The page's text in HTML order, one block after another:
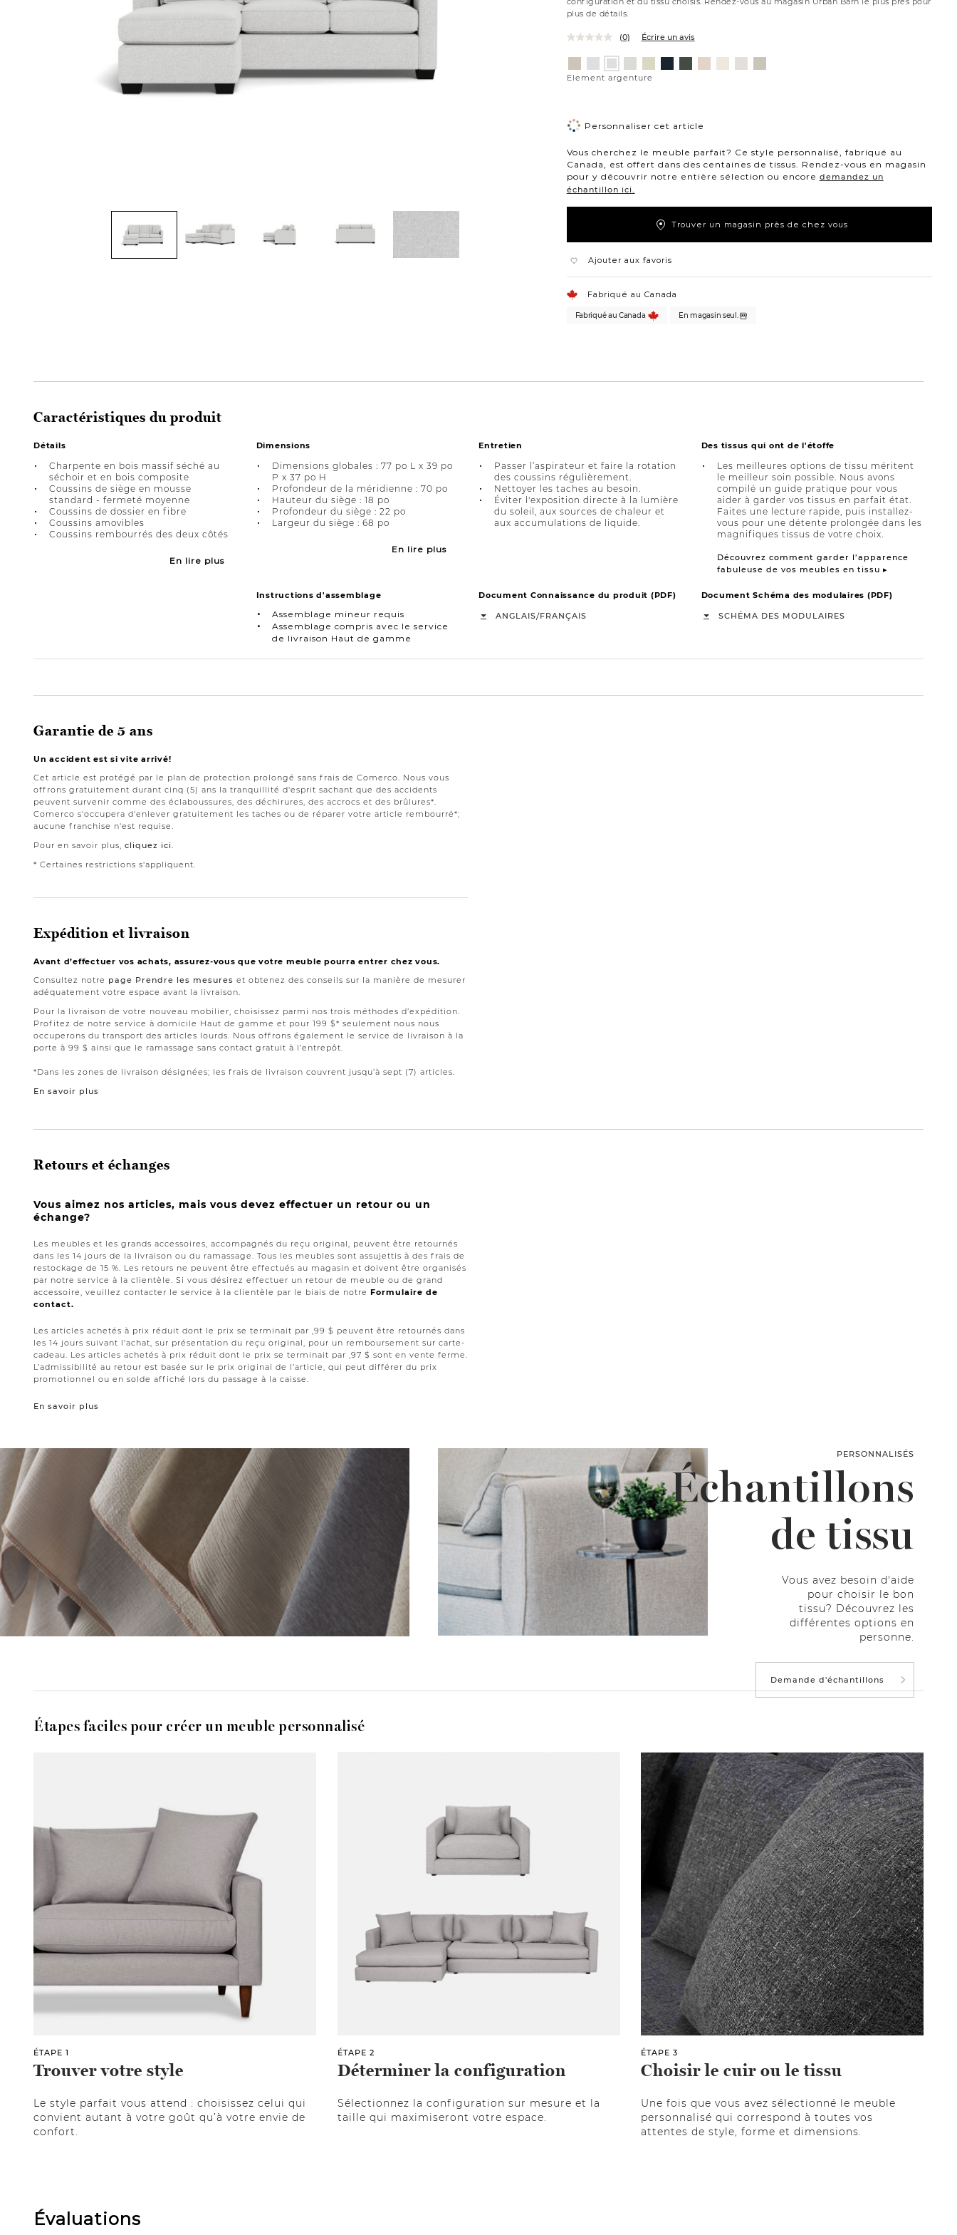
plus de détails.
(0) Écrire un avis
Variations
platine
neigeargenture
poussière
opale
Element argenture
Personnaliser cet article
Vous cherchez le meuble parfait? Ce style personnalisé, fabriqué au
Canada, est offert dans des centaines de tissus. Rendez-vous en magasin
pour y découvrir notre entière sélection ou encore demandez un
échantillon ici.
Trouver un magasin près de chez vous
Ajouter aux favoris
Fabriqué au Canada
Fabriqué au Canada En magasin seul.
Caractéristiques du produit
Détails
Charpente en bois massif séché au
séchoir et en bois composite
Coussins de siège en mousse
standard - fermeté moyenne
Coussins de dossier en fibre
Coussins amovibles
Coussins rembourrés des deux côtés
En lire plus
Dimensions
Dimensions globales : 77 po L x 39 po
P x 37 po H
Profondeur de la méridienne : 70 po
Hauteur du siège : 18 po
Profondeur du siège : 22 po
Largeur du siège : 68 po
En lire plus
Entretien
Passer l’aspirateur et faire la rotation
des coussins régulièrement.
Nettoyer les taches au besoin.
Éviter l'exposition directe à la lumière
du soleil, aux sources de chaleur et
aux accumulations de liquide.
Des tissus qui ont de l'étoffe
Les meilleures options de tissu méritent
le meilleur soin possible. Nous avons
compilé un guide pratique pour vous
aider à garder vos tissus en parfait état.
Faites une lecture rapide, puis installez-
vous pour une détente prolongée dans les
magnifiques tissus de votre choix.
Découvrez comment garder l’apparence
fabuleuse de vos meubles en tissu ▸
Instructions d'assemblage
Assemblage mineur requis
Assemblage compris avec le service
de livraison Haut de gamme
Document Connaissance du produit (PDF)
ANGLAIS/FRANÇAIS
Document Schéma des modulaires (PDF)
SCHÉMA DES MODULAIRES
Garantie de 5 ans
Un accident est si vite arrivé!
Cet article est protégé par le plan de protection prolongé sans frais de Comerco. Nous vous
offrons gratuitement durant cinq (5) ans la tranquillité d'esprit sachant que des accidents
peuvent survenir comme des éclaboussures, des déchirures, des accrocs et des brûlures*.
Comerco s'occupera d'enlever gratuitement les taches ou de réparer votre article rembourré*;
aucune franchise n'est requise.
Pour en savoir plus, cliquez ici.
* Certaines restrictions s'appliquent.
Expédition et livraison
Avant d’effectuer vos achats, assurez-vous que votre meuble pourra entrer chez vous.
Consultez notre page Prendre les mesures et obtenez des conseils sur la manière de mesurer
adéquatement votre espace avant la livraison.
Pour la livraison de votre nouveau mobilier, choisissez parmi nos trois méthodes d’expédition.
Profitez de notre service à domicile Haut de gamme et pour 199 $* seulement nous nous
occuperons du transport des articles lourds. Nous offrons également le service de livraison à la
porte à 99 $ ainsi que le ramassage sans contact gratuit à l’entrepôt.
*Dans les zones de livraison désignées; les frais de livraison couvrent jusqu’à sept (7) articles.
En savoir plus
Retours et échanges
Vous aimez nos articles, mais vous devez effectuer un retour ou un
échange?
Les meubles et les grands accessoires, accompagnés du reçu original, peuvent être retournés
dans les 14 jours de la livraison ou du ramassage. Tous les meubles sont assujettis à des frais de
restockage de 15 %. Les retours ne peuvent être effectués au magasin et doivent être organisés
par notre service à la clientèle. Si vous désirez effectuer un retour de meuble ou de grand
accessoire, veuillez contacter le service à la clientèle par le biais de notre Formulaire de
contact.
Les articles achetés à prix réduit dont le prix se terminait par ,99 $ peuvent être retournés dans
les 14 jours suivant l'achat, sur présentation du reçu original, pour un remboursement sur carte-
cadeau. Les articles achetés à prix réduit dont le prix se terminait par ,97 $ sont en vente ferme.
L’admissibilité au retour est basée sur le prix original de l’article, qui peut différer du prix
promotionnel ou en solde affiché lors du passage à la caisse.
En savoir plus
PERSONNALISÉS
Échantillons
de tissu
Vous avez besoin d'aide
pour choisir le bon
tissu? Découvrez les
différentes options en
personne.
Demande d'échantillons
Étapes faciles pour créer un meuble personnalisé
ÉTAPE 1
Trouver votre style
Le style parfait vous attend : choisissez celui qui
convient autant à votre goût qu’à votre envie de
confort.
ÉTAPE 2
Déterminer la configuration
Sélectionnez la configuration sur mesure et la
taille qui maximiseront votre espace.
ÉTAPE 3
Choisir le cuir ou le tissu
Une fois que vous avez sélectionné le meuble
personnalisé qui correspond à toutes vos
attentes de style, forme et dimensions.